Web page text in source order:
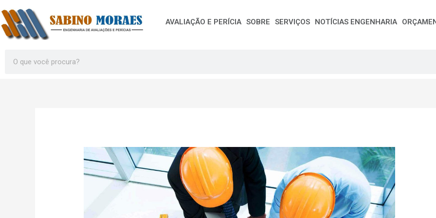
para
o
conteúdo
AVALIAÇÃO E PERÍCIA SOBRE SERVIÇOS NOTÍCIAS ENGENHARIA